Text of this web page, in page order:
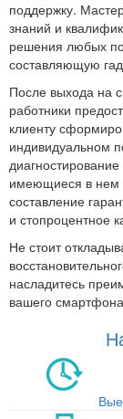
поддержку.
знаний и
решения любых
составляющую
После выхода на
работники
клиенту
индивидуальном
имеющиеся в нем
составление
и стопроцентное
Не стоит
насладитесь
вашего